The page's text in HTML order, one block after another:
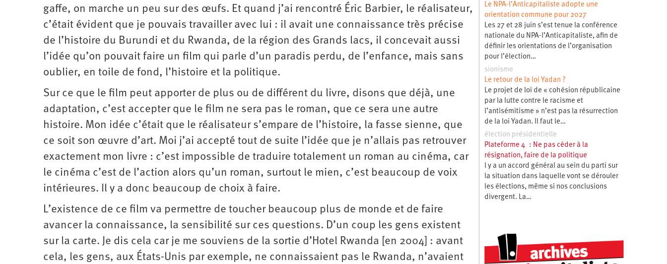
gaffe, on marche un peu sur des œufs. Et quand j’ai rencontré Éric Barbier, le réalisateur,
c’était évident que je pouvais travailler avec lui : il avait une connaissance très précise
de l’histoire du Burundi et du Rwanda, de la région des Grands lacs, il concevait aussi
l’idée qu’on pouvait faire un film qui parle d’un paradis perdu, de l’enfance, mais sans
oublier, en toile de fond, ­l’histoire et la politique.
Sur ce que le film peut apporter de plus ou de différent du livre, disons que déjà, une
adaptation, c’est accepter que le film ne sera pas le roman, que ce sera une autre
histoire. Mon idée c’était que le réalisateur s’empare de l’histoire, la fasse sienne, que
ce soit son œuvre d’art. Moi j’ai accepté tout de suite l’idée que je n’allais pas retrouver
exactement mon livre : c’est impossible de traduire totalement un roman au cinéma, car
le cinéma c’est de l’action alors qu’un roman, surtout le mien, c’est beaucoup de voix
intérieures. Il y a donc beaucoup de choix à faire.
L’existence de ce film va permettre de toucher beaucoup plus de monde et de faire
avancer la connaissance, la sensibilité sur ces questions. D’un coup les gens existent
sur la carte. Je dis cela car je me souviens de la sortie d’Hotel Rwanda [en 2004] : avant
cela, les gens, aux États-Unis par exemple, ne connaissaient pas le Rwanda, n’avaient
Le NPA-l’Anticapitaliste adopte une
orientation commune pour 2027
Les 27 et 28 juin s’est tenue la conférence
nationale du NPA-l’Anticapitaliste, afin de
définir les orientations de l’organisation
pour l’élection…
sionisme
Le retour de la loi Yadan ?
Le projet de loi de « cohésion républicaine
par la lutte contre le racisme et
l’antisémitisme » n’est pas la résurrection
de la loi Yadan. Il faut le…
élection présidentielle
Plateforme 4 : Ne pas céder à la
résignation, faire de la politique
l y a un accord général au sein du parti sur
la situation dans laquelle vont se dérouler
les élections, même si nos conclusions
divergent. La…